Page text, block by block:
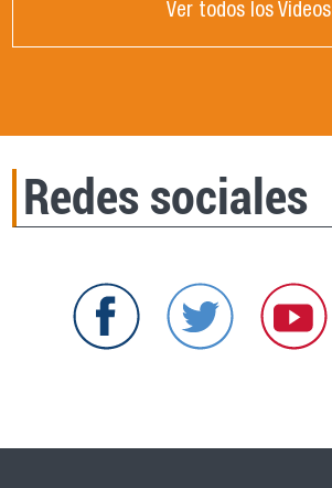
Ver todos los Videos
Redes sociales